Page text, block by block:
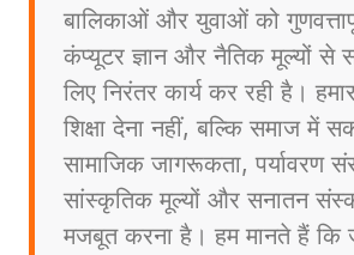
बालिकाओं और युवाओं को
कंप्यूटर ज्ञान और नैतिक मूल्यों से
लिए निरंतर कार्य कर रही है।
शिक्षा देना नहीं, बल्कि समाज में
सामाजिक जागरूकता, पर्यावरण
सांस्कृतिक मूल्यों और सनातन
मजबूत करना है। हम मानते हैं कि